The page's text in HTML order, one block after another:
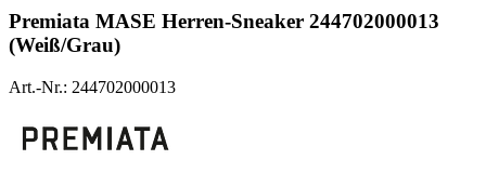
Premiata MASE Herren-Sneaker 244702000013
(Weiß/Grau)
Art.-Nr.: 244702000013